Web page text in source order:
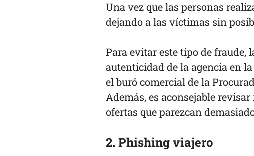
Una vez que las personas
dejando a las víctimas sin
Para evitar este tipo de fraude,
autenticidad de la agencia en
el buró comercial de la
Además, es aconsejable
ofertas que parezcan
2. Phishing viajero